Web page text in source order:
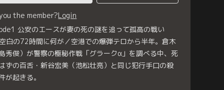
the member?Login
公安のエースが妻の死の謎を追って孤高の戦い
白の72時間に何が／空港での爆弾テロから半年。倉木
秀俊）が警察の極秘作戦「グラークα」を調べる中、死
ずの百舌・新谷宏美（池松壮亮）と同じ犯行手口の殺
が起きる。